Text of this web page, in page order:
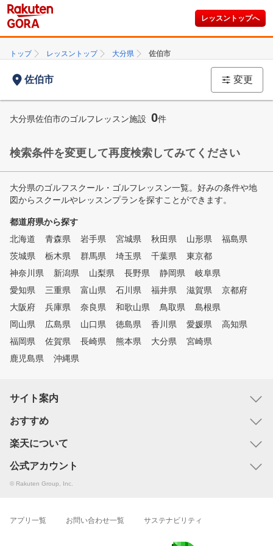
レッスントップへ
トップ レッスントップ 大分県 佐伯市
佐伯市 変更
大分県佐伯市のゴルフレッスン施設 0件
検索条件を変更して再度検索してみてください
大分県のゴルフスクール・ゴルフレッスン一覧。好みの条件や地
図からスクールやレッスンプランを探すことができます。
都道府県から探す
北海道
青森県 岩手県 宮城県 秋田県 山形県
福島県
茨城県
栃木県 群馬県 埼玉県 千葉県
東京都
神奈川県
新潟県 山梨県 長野県 静岡県
岐阜県
愛知県
三重県 富山県 石川県 福井県 滋賀県
京都府
大阪府
兵庫県 奈良県 和歌山県 鳥取県
島根県
岡山県
広島県 山口県 徳島県 香川県 愛媛県
高知県
福岡県
佐賀県 長崎県 熊本県 大分県
宮崎県
鹿児島県
沖縄県
サイト案内
おすすめ
楽天について
公式アカウント
© Rakuten Group, Inc.
アプリ一覧 お問い合わせ一覧 サステナビリティ